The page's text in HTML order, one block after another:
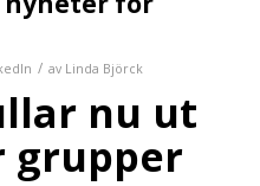
/ av Linda Björck
nu ut
grupper